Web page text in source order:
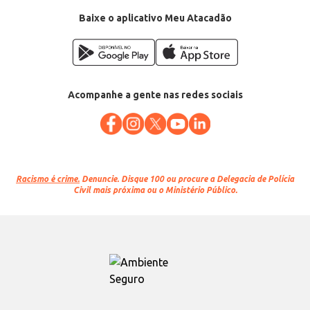
Baixe o aplicativo Meu Atacadão
Acompanhe a gente nas redes sociais
Racismo é crime. Denuncie. Disque 100 ou procure a Delegacia de Polícia
Civil mais próxima ou o Ministério Público.